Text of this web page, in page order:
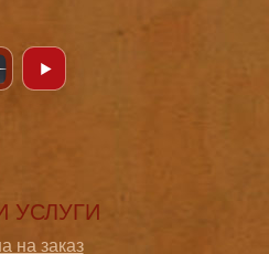
УСЛУГИ
на заказ